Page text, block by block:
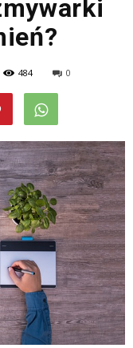
484 0